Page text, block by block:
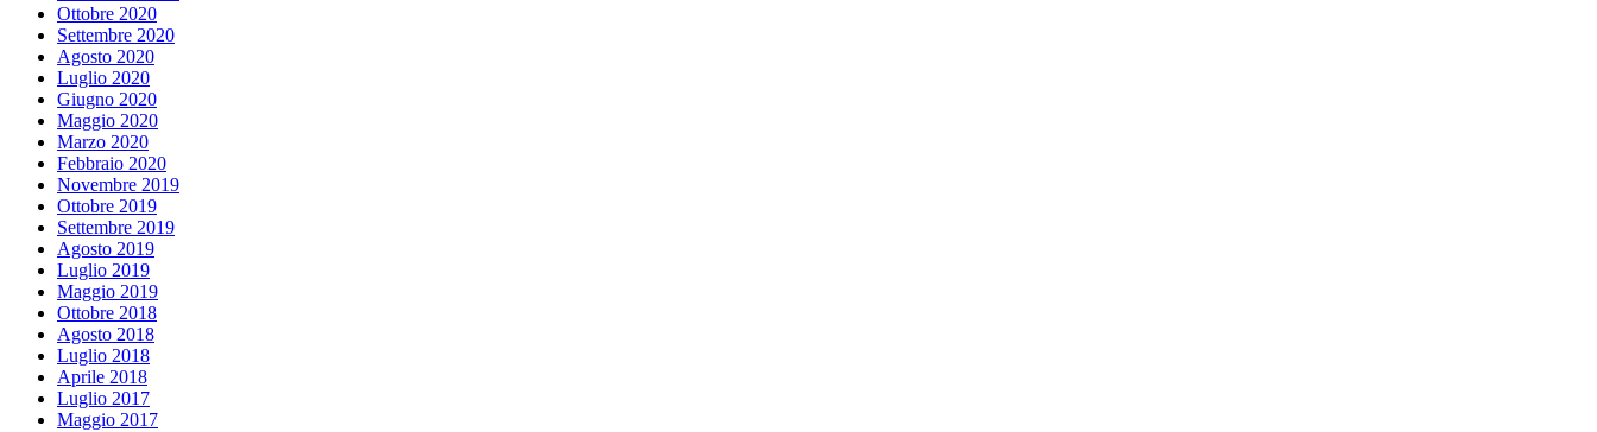
Ottobre 2020
Settembre 2020
Agosto 2020
Luglio 2020
Giugno 2020
Maggio 2020
Marzo 2020
Febbraio 2020
Novembre 2019
Ottobre 2019
Settembre 2019
Agosto 2019
Luglio 2019
Maggio 2019
Ottobre 2018
Agosto 2018
Luglio 2018
Aprile 2018
Luglio 2017
Maggio 2017